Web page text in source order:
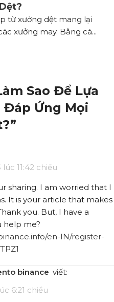
từ xưởng dệt mang lại
xưởng may. Bằng cá...
Sao Để Lựa
Đáp Ứng Mọi
”
lúc 11:42 chiều
sharing. I am worried that I
It is your article that makes
you. But, I have a
help me?
en-IN/register-
binance viết:
6:21 chiều